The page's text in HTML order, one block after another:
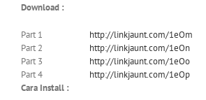
Download :
Part 1
http://linkjaunt.com/1eOm
Part 2
http://linkjaunt.com/1eOn
Part 3
http://linkjaunt.com/1eOo
Part 4
http://linkjaunt.com/1eOp
Cara Install :